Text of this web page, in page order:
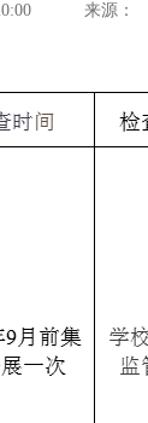
来源：